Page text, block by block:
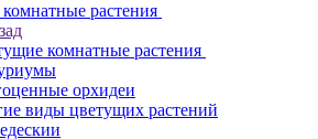
растения
комнатные растения
орхидеи
виды цветущих растений